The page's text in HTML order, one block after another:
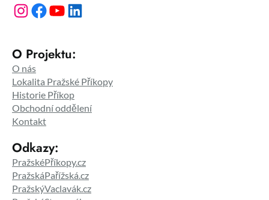
Instagram Facebook YouTube LinkedIn
O Projektu:
O nás
Lokalita Pražské Příkopy
Historie Příkop
Obchodní oddělení
Kontakt
Odkazy:
PražskéPříkopy.cz
PražskáPařížská.cz
PražskýVaclavák.cz